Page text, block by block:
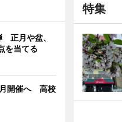
特集
正月や盆、
を当てる
開催へ 高校